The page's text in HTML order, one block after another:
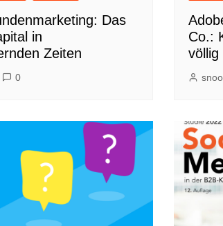
Das
in
Zeiten
0
Co.:
völlig